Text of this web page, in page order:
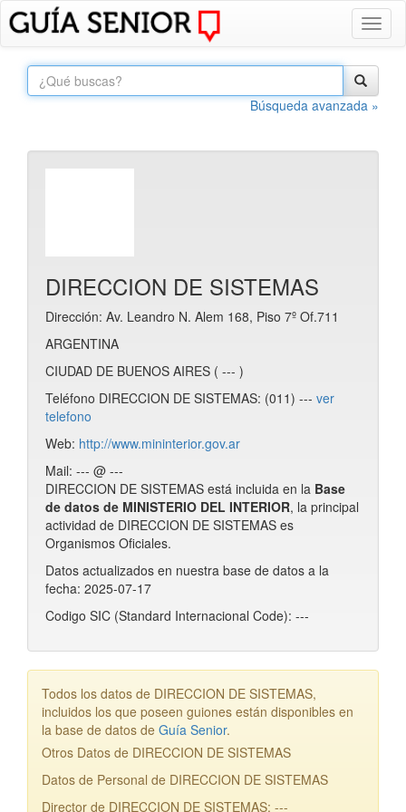
Búsqueda avanzada »
DIRECCION DE SISTEMAS
Dirección: Av. Leandro N. Alem 168, Piso 7º Of.711
ARGENTINA
CIUDAD DE BUENOS AIRES ( --- )
Teléfono DIRECCION DE SISTEMAS: (011) --- ver
telefono
Web: http://www.mininterior.gov.ar
Mail: --- @ ---
DIRECCION DE SISTEMAS está incluida en la Base
de datos de MINISTERIO DEL INTERIOR, la principal
actividad de DIRECCION DE SISTEMAS es
Organismos Oficiales.
Datos actualizados en nuestra base de datos a la
fecha: 2025-07-17
Codigo SIC (Standard Internacional Code): ---
Todos los datos de DIRECCION DE SISTEMAS,
incluidos los que poseen guiones están disponibles en
la base de datos de Guía Senior.
Otros Datos de DIRECCION DE SISTEMAS
Datos de Personal de DIRECCION DE SISTEMAS
Director de DIRECCION DE SISTEMAS: ---